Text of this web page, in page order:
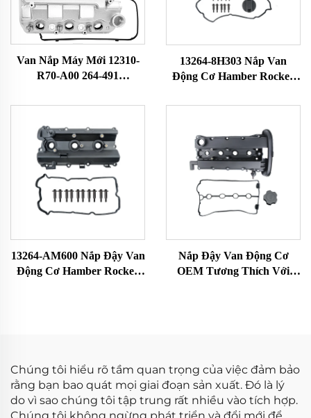
Van Nắp Máy Mới 12310-
R70-A00 264-491
A10 cho Động Cơ 2008-
13264-8H303 Nắp Van
Động Cơ Hamber Rocker
Rocker Phù Hợp Với Nissan
132648H300
13264-AM600 Nắp Đậy Van
Động Cơ Hamber Rocker
Nắp Đậy Van Động Cơ
OEM Tương Thích Với
Chúng tôi hiểu rõ tầm quan trọng của việc đảm bảo
rằng bạn bao quát mọi giai đoạn sản xuất. Đó là lý
do vì sao chúng tôi tập trung rất nhiều vào tích hợp.